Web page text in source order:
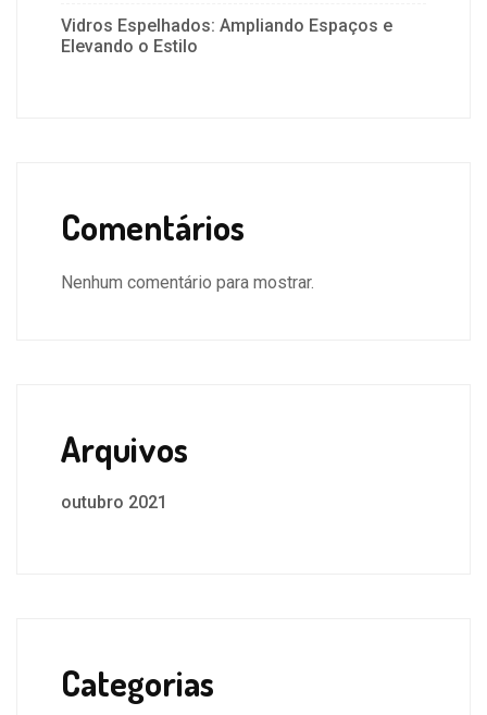
Vidros Espelhados: Ampliando Espaços e
Elevando o Estilo
Comentários
Nenhum comentário para mostrar.
Arquivos
outubro 2021
Categorias